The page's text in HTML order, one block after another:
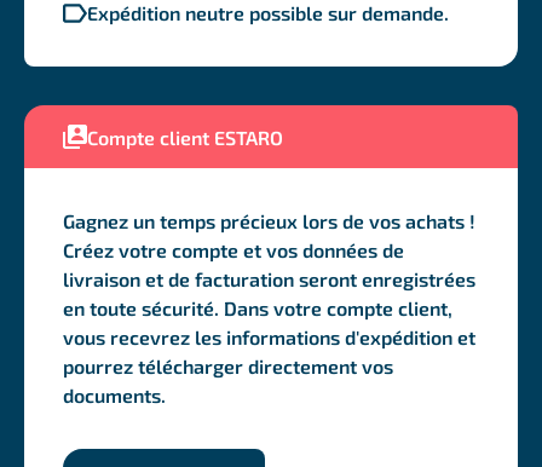
Expédition neutre possible sur demande.
Compte client ESTARO
Gagnez un temps précieux lors de vos achats !
Créez votre compte et vos données de
livraison et de facturation seront enregistrées
en toute sécurité. Dans votre compte client,
vous recevrez les informations d'expédition et
pourrez télécharger directement vos
documents.